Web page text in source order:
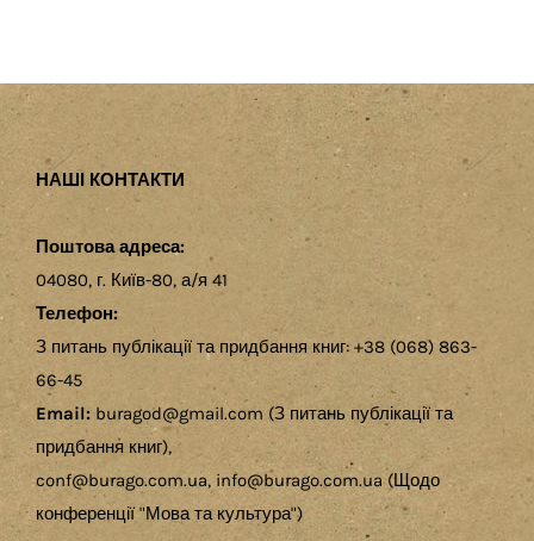
НАШІ КОНТАКТИ
Поштова адреса:
04080, г. Київ-80, а/я 41
Телефон:
З питань публікації та придбання книг: +38 (068) 863-
66-45
Email: buragod@gmail.com (З питань публікації та
придбання книг),
conf@burago.com.ua, info@burago.com.ua (Щодо
конференції "Мова та культура")